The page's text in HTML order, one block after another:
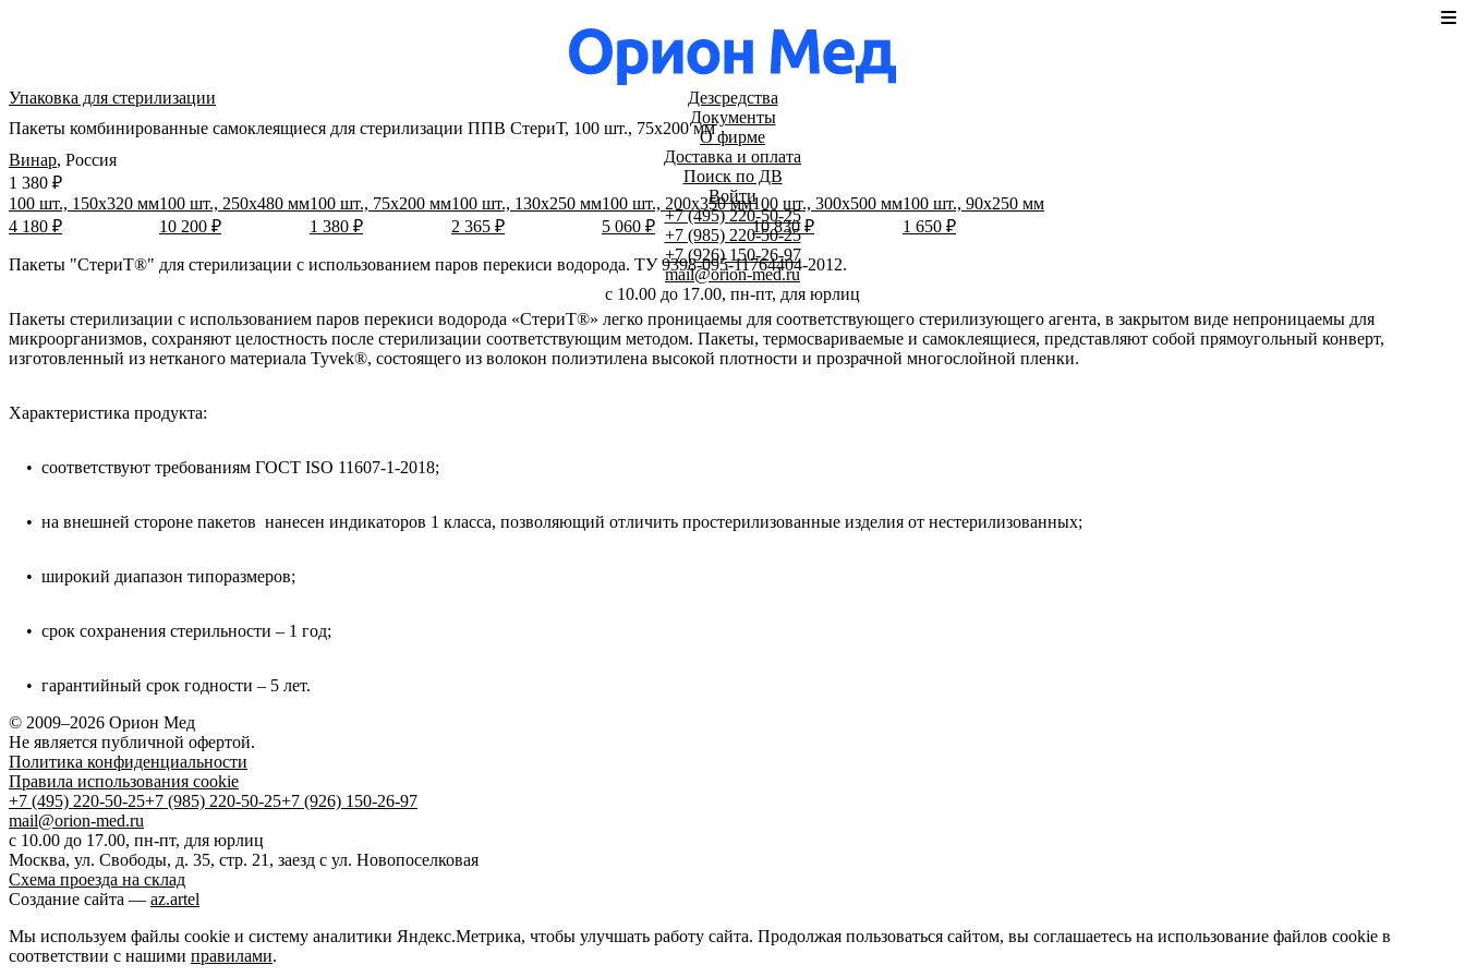
Дезсредства
Документы
О фирме
Доставка и оплата
Поиск по ДВ
Войти
+7 (495) 220-50-25
+7 (985) 220-50-25
+7 (926) 150-26-97
mail@orion-med.ru
c 10.00 до 17.00, пн-пт, для юрлиц
Упаковка для стерилизации
Пакеты комбинированные самоклеящиеся для стерилизации ППВ СтериТ, 100 шт., 75x200 мм
Винар, Россия
100 шт., 150х320 мм
4 180 ₽
100 шт., 250х480 мм
10 200 ₽
100 шт., 75x200 мм
1 380 ₽
100 шт., 130х250 мм
2 365 ₽
100 шт., 200х350 мм
5 060 ₽
100 шт., 300х500 мм
10 830 ₽
100 шт., 90x250 мм
1 650 ₽
Пакеты "СтериТ®" для стерилизации с использованием паров перекиси водорода. ТУ 9398-095-11764404-2012.
Пакеты стерилизации с использованием паров перекиси водорода «СтериТ®» легко проницаемы для соответствующего стерилизующего агента, в закрытом виде непроницаемы для
микроорганизмов, сохраняют целостность после стерилизации соответствующим методом. Пакеты, термосвариваемые и самоклеящиеся, представляют собой прямоугольный конверт,
изготовленный из нетканого материала Tyvek®, состоящего из волокон полиэтилена высокой плотности и прозрачной многослойной пленки.
Характеристика продукта:
• соответствуют требованиям ГОСТ ISO 11607-1-2018;
• на внешней стороне пакетов нанесен индикаторов 1 класса, позволяющий отличить простерилизованные изделия от нестерилизованных;
• широкий диапазон типоразмеров;
• срок сохранения стерильности – 1 год;
• гарантийный срок годности – 5 лет.
1 380 ₽
© 2009–2026 Орион Мед
Не является публичной офертой.
Политика конфиденциальности
Правила использования cookie
+7 (495) 220-50-25+7 (985) 220-50-25+7 (926) 150-26-97
mail@orion-med.ru
c 10.00 до 17.00, пн-пт, для юрлиц
Москва, ул. Свободы, д. 35, стр. 21, заезд с ул. Новопоселковая
Схема проезда на склад
Создание сайта — az.artel
Мы используем файлы cookie и систему аналитики Яндекс.Метрика, чтобы улучшать работу сайта. Продолжая пользоваться сайтом, вы соглашаетесь на использование файлов cookie в
соответствии с нашими правилами.